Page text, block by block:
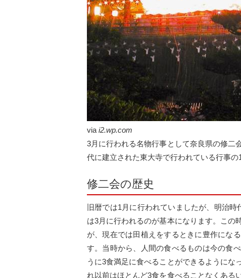
via i2.wp.com
3月に行われる名物行事として奈良県の修二
代に建立された東大寺で行われている行事の
修二会の歴史
旧暦では1月に行われていましたが、明治
は3月に行われるのが基本になります。この
が、現在では田植えをするときに豊作にな
す。当時から、人間の食べるものは今の食
うに3食満足に食べることができるようにな
れ以前はほとんど3食を食べることなくある